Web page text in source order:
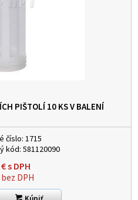
PIŠTOLÍ 10 KS V BALENÍ
číslo: 1715
kód: 581120090
€s DPH
bez DPH